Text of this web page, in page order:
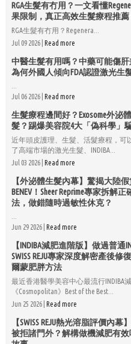
RGA生髮有冇用？一文看懂
果限制，真正高效生髮療程推薦
RGA生髮有冇用？Regenera...
Jul 09 2026 | Read more
中醫生髮有用嗎？中藥可能傷肝
為何外國人傾向FDA認證激光生
Jul 06 2026 | Read more
生髮療程邊間好？Exosome外泌
髮？踢爆美容院4大「偽科學」
近年頭皮護理、生髮、活髮療程，可
了高端市場的激光生髮、INDIBA...
Jul 03 2026 | Read more
【外泌體生髮內幕】驚揭大陸
BENEV！Sheer Reprime專家拆解
法，做錯隨時過敏性休克？
Jun 29 2026 | Read more
【INDIBA減肥進階版】做過普通
SWISS REJU專家深度解密產後
爾蒙肥胖方法
最近香港醫學美容中心最流行INDIBA
《Cosmopolitan》Best of the Best...
Jun 25 2026 | Read more
【SWISS REJU熱光溶脂評價內
被拒諸門外？解構做機減肥有